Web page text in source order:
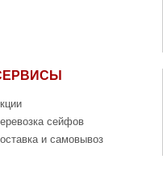
сейфов
и самовывоз